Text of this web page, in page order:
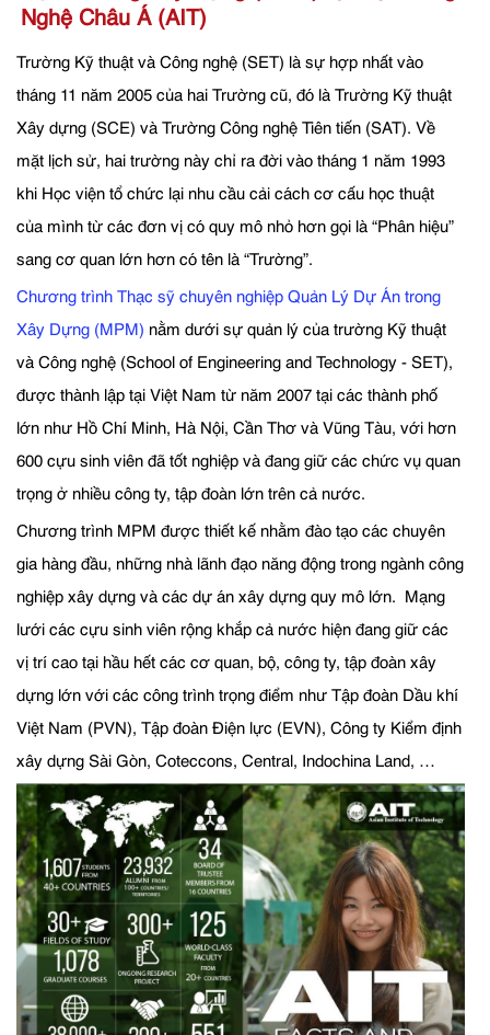
Nghệ Châu Á (AIT)
Trường Kỹ thuật và Công nghệ (SET) là sự hợp nhất vào
tháng 11 năm 2005 của hai Trường cũ, đó là Trường Kỹ thuật
Xây dựng (SCE) và Trường Công nghệ Tiên tiến (SAT). Về
mặt lịch sử, hai trường này chỉ ra đời vào tháng 1 năm 1993
khi Học viện tổ chức lại nhu cầu cải cách cơ cấu học thuật
của mình từ các đơn vị có quy mô nhỏ hơn gọi là “Phân hiệu”
sang cơ quan lớn hơn có tên là “Trường”.
Chương trình Thạc sỹ chuyên nghiệp Quản Lý Dự Án trong
Xây Dựng (MPM) nằm dưới sự quản lý của trường Kỹ thuật
và Công nghệ (School of Engineering and Technology - SET),
được thành lập tại Việt Nam từ năm 2007 tại các thành phố
lớn như Hồ Chí Minh, Hà Nội, Cần Thơ và Vũng Tàu, với hơn
600 cựu sinh viên đã tốt nghiệp và đang giữ các chức vụ quan
trọng ở nhiều công ty, tập đoàn lớn trên cả nước.
Chương trình MPM được thiết kế nhằm đào tạo các chuyên
gia hàng đầu, những nhà lãnh đạo năng động trong ngành công
nghiệp xây dựng và các dự án xây dựng quy mô lớn. Mạng
lưới các cựu sinh viên rộng khắp cả nước hiện đang giữ các
vị trí cao tại hầu hết các cơ quan, bộ, công ty, tập đoàn xây
dựng lớn với các công trình trọng điểm như Tập đoàn Dầu khí
Việt Nam (PVN), Tập đoàn Điện lực (EVN), Công ty Kiểm định
xây dựng Sài Gòn, Coteccons, Central, Indochina Land, …